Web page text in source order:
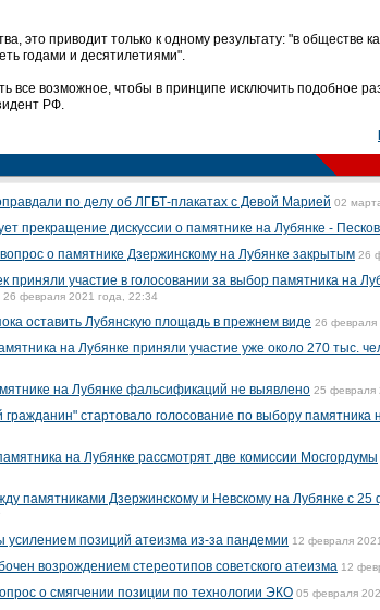
это приводит только к одному результату: "в обществе
годами и десятилетиями".
все возможное, чтобы в принципе исключить подобное
РФ.
по делу об ЛГБТ-плакатах с Девой Марией 02
прекращение дискуссии о памятнике на Лубянке - Песков
о памятнике Дзержинскому на Лубянке закрытым 26
приняли участие в голосовании за выбор памятника на
26 февраля 2021 года, 22:34
оставить Лубянскую площадь в прежнем виде 26 февраля
на Лубянке приняли участие уже около 270 тыс.
на Лубянке фальсификаций не выявлено 25 февраля
стартовало голосование по выбору памятника
на Лубянке рассмотрят две комиссии Мосгордумы
памятниками Дзержинскому и Невскому на Лубянке с
усилением позиций атеизма из-за пандемии 12 февраля
возрождением стереотипов советского атеизма 12
о смягчении позиции по технологии ЭКО 05 февраля